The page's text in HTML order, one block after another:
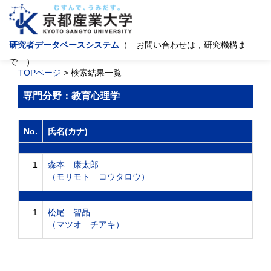
研究者データベースシステム （ お問い合わせは，研究機構ま
で ）
TOPページ > 検索結果一覧
専門分野：教育心理学
No. 氏名(カナ)
1
森本 康太郎
（モリモト コウタロウ）
1
松尾 智晶
（マツオ チアキ）